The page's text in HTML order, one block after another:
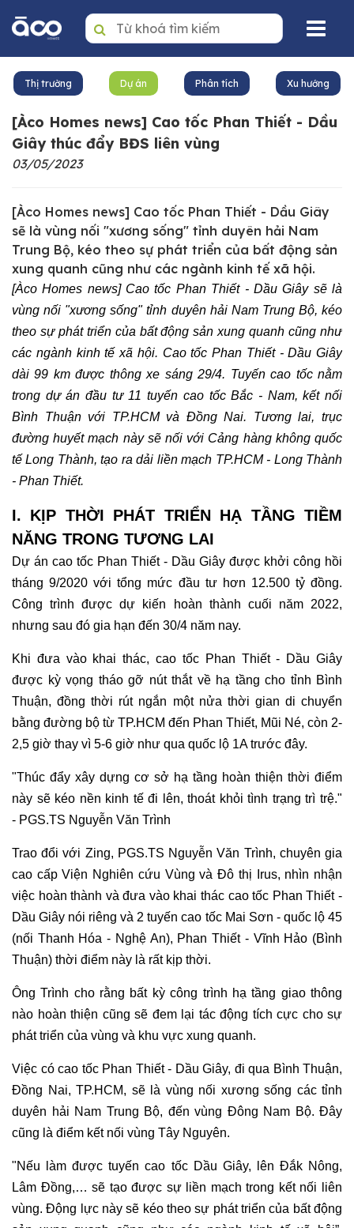
Trang nhất
Thuê
Dự án
Văn phòng
Tin tức
Giới thiệu
Dịch vụ quản lý BĐS
Liên hệ
Hotline:0911 832 832
Thị trường Dự án Phân tích Xu hướng
[Àco Homes news] Cao tốc Phan Thiết - Dầu
Giây thúc đẩy BĐS liên vùng
03/05/2023
[Àco Homes news] Cao tốc Phan Thiết - Dầu Giây
sẽ là vùng nối "xương sống" tỉnh duyên hải Nam
Trung Bộ, kéo theo sự phát triển của bất động sản
xung quanh cũng như các ngành kinh tế xã hội.
[Àco Homes news] Cao tốc Phan Thiết - Dầu Giây sẽ là
vùng nối "xương sống" tỉnh duyên hải Nam Trung Bộ, kéo
theo sự phát triển của bất động sản xung quanh cũng như
các ngành kinh tế xã hội. Cao tốc Phan Thiết - Dầu Giây
dài 99 km được thông xe sáng 29/4. Tuyến cao tốc nằm
trong dự án đầu tư 11 tuyến cao tốc Bắc - Nam, kết nối
Bình Thuận với TP.HCM và Đồng Nai. Tương lai, trục
đường huyết mạch này sẽ nối với Cảng hàng không quốc
tế Long Thành, tạo ra dải liền mạch TP.HCM - Long Thành
- Phan Thiết.
I. KỊP THỜI PHÁT TRIỂN HẠ TẦNG TIỀM
NĂNG TRONG TƯƠNG LAI
Dự án cao tốc Phan Thiết - Dầu Giây được khởi công hồi
tháng 9/2020 với tổng mức đầu tư hơn 12.500 tỷ đồng.
Công trình được dự kiến hoàn thành cuối năm 2022,
nhưng sau đó gia hạn đến 30/4 năm nay.
Khi đưa vào khai thác, cao tốc Phan Thiết - Dầu Giây
được kỳ vọng tháo gỡ nút thắt về hạ tầng cho tỉnh Bình
Thuận, đồng thời rút ngắn một nửa thời gian di chuyển
bằng đường bộ từ TP.HCM đến Phan Thiết, Mũi Né, còn 2-
2,5 giờ thay vì 5-6 giờ như qua quốc lộ 1A trước đây.
"Thúc đẩy xây dựng cơ sở hạ tầng hoàn thiện thời điểm
này sẽ kéo nền kinh tế đi lên, thoát khỏi tình trạng trì trệ."
- PGS.TS Nguyễn Văn Trình
Trao đổi với Zing, PGS.TS Nguyễn Văn Trình, chuyên gia
cao cấp Viện Nghiên cứu Vùng và Đô thị Irus, nhìn nhận
việc hoàn thành và đưa vào khai thác cao tốc Phan Thiết -
Dầu Giây nói riêng và 2 tuyến cao tốc Mai Sơn - quốc lộ 45
(nối Thanh Hóa - Nghệ An), Phan Thiết - Vĩnh Hảo (Bình
Thuận) thời điểm này là rất kịp thời.
Ông Trình cho rằng bất kỳ công trình hạ tầng giao thông
nào hoàn thiện cũng sẽ đem lại tác động tích cực cho sự
phát triển của vùng và khu vực xung quanh.
Việc có cao tốc Phan Thiết - Dầu Giây, đi qua Bình Thuận,
Đồng Nai, TP.HCM, sẽ là vùng nối xương sống các tỉnh
duyên hải Nam Trung Bộ, đến vùng Đông Nam Bộ. Đây
cũng là điểm kết nối vùng Tây Nguyên.
"Nếu làm được tuyến cao tốc Dầu Giây, lên Đắk Nông,
Lâm Đồng,… sẽ tạo được sự liền mạch trong kết nối liên
vùng. Động lực này sẽ kéo theo sự phát triển của bất động